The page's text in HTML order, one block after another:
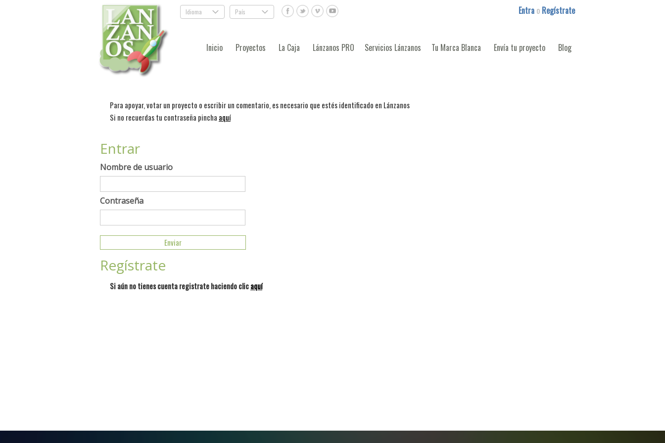
Idioma . País . Entra o Regístrate
Inicio Proyectos La Caja Lánzanos PRO Servicios Lánzanos Tu Marca Blanca Envía tu proyecto Blog
Para apoyar, votar un proyecto o escribir un comentario, es necesario que estés identificado en Lánzanos
Si no recuerdas tu contraseña pincha aquí
Entrar
Nombre de usuario
Contraseña
Regístrate
Si aún no tienes cuenta registrate haciendo clicaquí